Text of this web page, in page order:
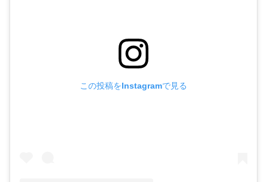
この投稿をInstagramで見る